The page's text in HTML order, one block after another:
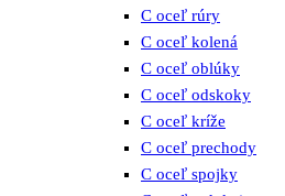
C oceľ rúry
C oceľ kolená
C oceľ oblúky
C oceľ odskoky
C oceľ kríže
C oceľ prechody
C oceľ spojky